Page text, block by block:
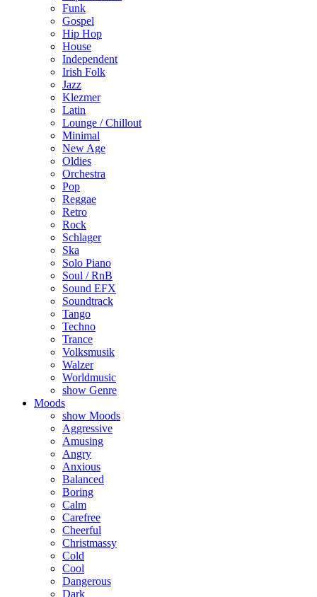
Funk
Gospel
Hip Hop
House
Independent
Irish Folk
Jazz
Klezmer
Latin
Lounge / Chillout
Minimal
New Age
Oldies
Orchestra
Pop
Reggae
Retro
Rock
Schlager
Ska
Solo Piano
Soul / RnB
Sound EFX
Soundtrack
Tango
Techno
Trance
Volksmusik
Walzer
Worldmusic
show Genre
Moods
show Moods
Aggressive
Amusing
Angry
Anxious
Balanced
Boring
Calm
Carefree
Cheerful
Christmassy
Cold
Cool
Dangerous
Dark